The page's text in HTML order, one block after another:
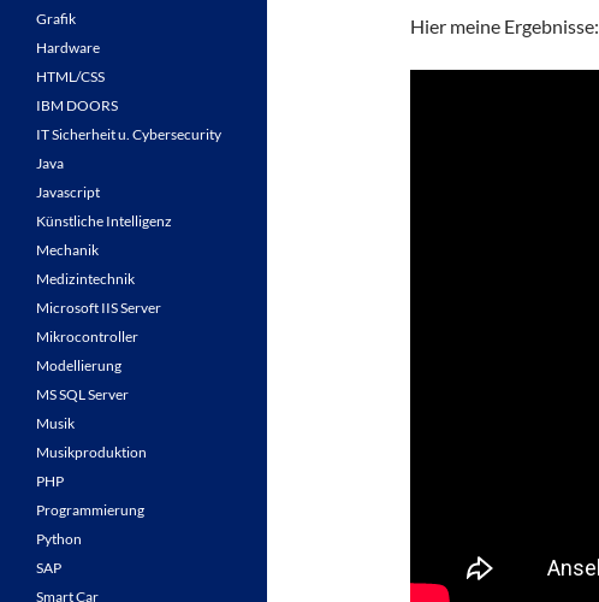
Hier meine Ergebnisse:
Grafik
Hardware
HTML/CSS
IBM DOORS
IT Sicherheit u. Cybersecurity
Java
Javascript
Künstliche Intelligenz
Mechanik
Medizintechnik
Microsoft IIS Server
Mikrocontroller
Modellierung
MS SQL Server
Musik
Musikproduktion
PHP
Programmierung
Python
SAP
Smart Car